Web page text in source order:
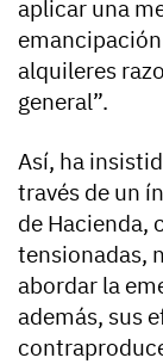
aplicar una
alquileres
general”.
Así, ha
través de un
de Hacienda,
tensionadas,
abordar la
además, sus